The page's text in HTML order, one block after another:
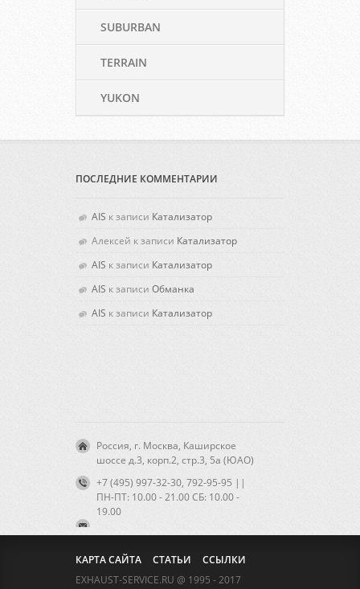
SUBURBAN
TERRAIN
YUKON
ПОСЛЕДНИЕ КОММЕНТАРИИ
AIS к записи Катализатор
Алексей к записи Катализатор
AIS к записи Катализатор
AIS к записи Обманка
AIS к записи Катализатор
Россия, г. Москва, Каширское
шоссе д.3, корп.2, стр.3, 5а (ЮАО)
+7 (495) 997-32-30, 792-95-95 ||
ПН-ПТ: 10.00 - 21.00 CБ: 10.00 -
19.00
КАРТА САЙТА СТАТЬИ
ССЫЛКИ
EXHAUST-SERVICE.RU @ 1995 - 2017